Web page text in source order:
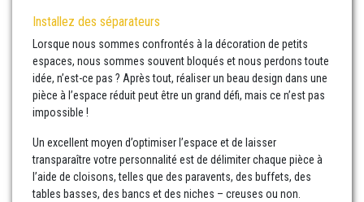
Installez des séparateurs
Lorsque nous sommes confrontés à la décoration de petits
espaces, nous sommes souvent bloqués et nous perdons toute
idée, n’est-ce pas ? Après tout, réaliser un beau design dans une
pièce à l’espace réduit peut être un grand défi, mais ce n’est pas
impossible !
Un excellent moyen d’optimiser l’espace et de laisser
transparaître votre personnalité est de délimiter chaque pièce à
l’aide de cloisons, telles que des paravents, des buffets, des
tables basses, des bancs et des niches – creuses ou non.